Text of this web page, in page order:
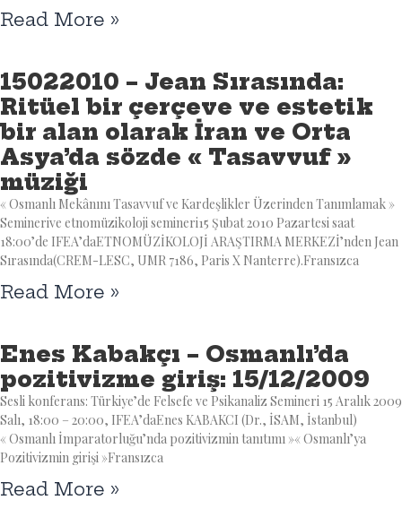
Read More »
15022010 – Jean Sırasında:
Ritüel bir çerçeve ve estetik
bir alan olarak İran ve Orta
Asya’da sözde « Tasavvuf »
müziği
« Osmanlı Mekânını Tasavvuf ve Kardeşlikler Üzerinden Tanımlamak »
Seminerive etnomüzikoloji semineri15 Şubat 2010 Pazartesi saat
18:00’de IFEA’daETNOMÜZİKOLOJİ ARAŞTIRMA MERKEZİ’nden Jean
Sırasında(CREM-LESC, UMR 7186, Paris X Nanterre).Fransızca
Read More »
Enes Kabakçı – Osmanlı’da
pozitivizme giriş: 15/12/2009
Sesli konferans: Türkiye’de Felsefe ve Psikanaliz Semineri 15 Aralık 2009
Salı, 18:00 – 20:00, IFEA’daEnes KABAKCI (Dr., İSAM, İstanbul)
« Osmanlı İmparatorluğu’nda pozitivizmin tanıtımı »« Osmanlı’ya
Pozitivizmin girişi »Fransızca
Read More »